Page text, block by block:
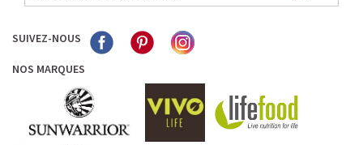
SUIVEZ-NOUS
NOS MARQUES